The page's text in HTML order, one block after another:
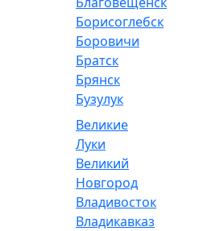
Борисоглебск
Боровичи
Братск
Брянск
Бузулук
Великие
Луки
Великий
Новгород
Владивосток
Владикавказ